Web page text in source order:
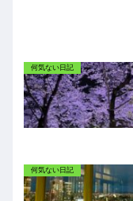
何気ない日記
何気ない日記